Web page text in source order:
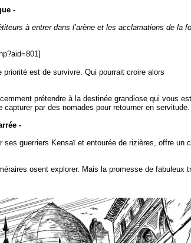
-
à entrer dans l’arène et les acclamations de la
est de survivre. Qui pourrait croire alors
prétendre à la destinée grandiose qui vous
par des nomades pour retourner en servitude.
-
guerriers Kensaï et entourée de rizières, offre
osent explorer. Mais la promesse de